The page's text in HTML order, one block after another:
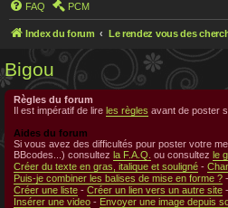
FAQ PCM
Index du forum Le rendez vous des
Bigou
Règles du forum
Il est impératif de lire les règles avant de poster
Aides du forum
Si vous avez des difficultés pour poster votre
BBcodes...) consultez la F.A.Q. ou consultez le
Créer du texte en gras, italique et souligné -
Puis-je combiner les balises de mise en forme ? -
Créer une liste - Créer un lien vers un autre site -
Insérer une video - Envoyer une image depuis